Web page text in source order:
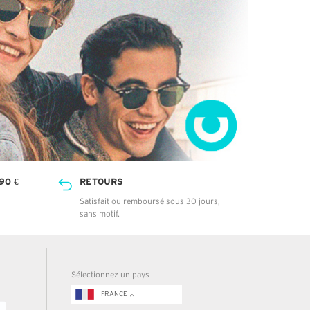
€ RETOURS
Satisfait ou remboursé sous 30 jours,
sans motif.
Sélectionnez un pays
FRANCE